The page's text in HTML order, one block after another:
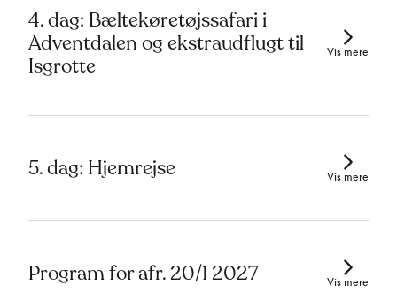
4. dag: Bæltekøretøjssafari i
Adventdalen og ekstraudflugt til
Isgrotte
Vis mere
5. dag: Hjemrejse Vis mere
Program for afr. 20/1 2027 Vis mere